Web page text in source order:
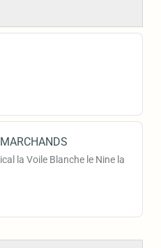
la Voile Blanche le Nine la